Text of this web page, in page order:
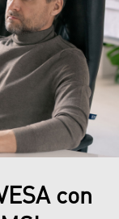
con